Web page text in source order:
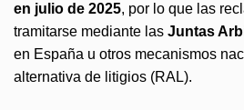
en julio de 2025, por lo que las
tramitarse mediante las Juntas
en España u otros mecanismos
alternativa de litigios (RAL).